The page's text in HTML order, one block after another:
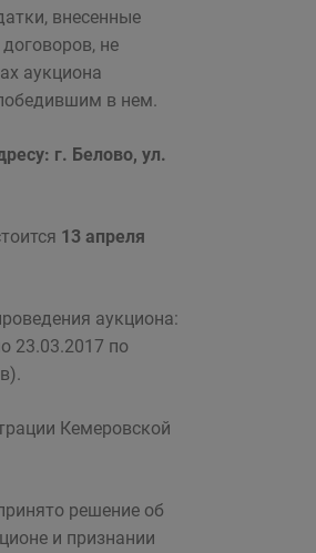
внесенные
не
аукциона
в нем.
г. Белово, ул.
13 апреля
аукциона:
23.03.2017 по
Кемеровской
решение об
и признании